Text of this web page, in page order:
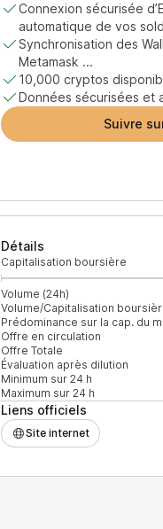
Connexion sécurisée
automatique de vos
Synchronisation des
Metamask ...
10,000 cryptos
Données sécurisées et
Suivre
Détails
Capitalisation boursière
Volume (24h)
Volume/Capitalisation
Prédominance sur la cap. du
Offre en circulation
Offre Totale
Évaluation après dilution
Minimum sur 24 h
Maximum sur 24 h
Liens officiels
Site internet